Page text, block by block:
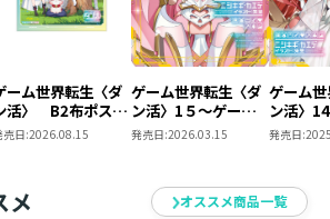
ーム世界転生〈ダ
活〉 B2布ポスタ
売日:2026.08.15
ゲーム世界転生〈ダ
ン活〉1５～ゲーマ
ーは【ダンジョン就
る～
発売日:2026.03.15
ゲーム
ン活〉
は【ダ
～
発売日:
メ オススメ商品一覧